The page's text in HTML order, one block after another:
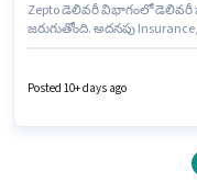
Zepto డెలివరీ విభాగంలో
జరుగుతోంది. అదనపు
Account కలిగి ఉండాలి. ఈ
కోసం, నెల జీతం ₹75000
Posted 10+ days ago